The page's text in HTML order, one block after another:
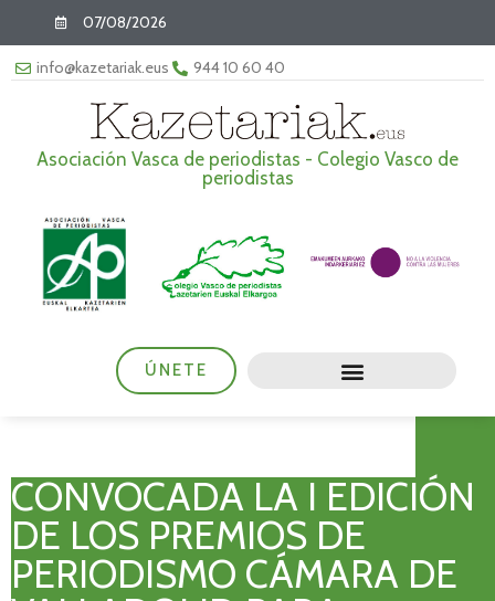
07/08/2026
info@kazetariak.eus 944 10 60 40
Asociación Vasca de periodistas - Colegio Vasco de
periodistas
ÚNETE
CONVOCADA LA I EDICIÓN
DE LOS PREMIOS DE
PERIODISMO CÁMARA DE